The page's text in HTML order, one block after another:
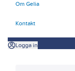
Om Gelia
Kontakt
Logga in